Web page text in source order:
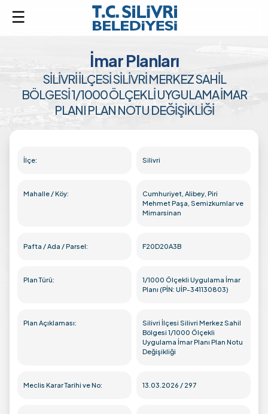
İmar Planları
SİLİVRİ İLÇESİ SİLİVRİ MERKEZ SAHİL
BÖLGESİ 1/1000 ÖLÇEKLİ UYGULAMA İMAR
PLANI PLAN NOTU DEĞİŞİKLİĞİ
İlçe:
Mahalle / Köy:
Pafta / Ada / Parsel:
Plan Türü:
Plan Açıklaması:
Meclis Karar Tarihi ve No:
Silivri
Cumhuriyet, Alibey, Piri
Mehmet Paşa, Semizkumlar ve
Mimarsinan
F20D20A3B
1/1000 Ölçekli Uygulama İmar
Planı (PİN: UİP-341130803)
Silivri İlçesi Silivri Merkez Sahil
Bölgesi 1/1000 Ölçekli
Uygulama İmar Planı Plan Notu
Değişikliği
13.03.2026 / 297